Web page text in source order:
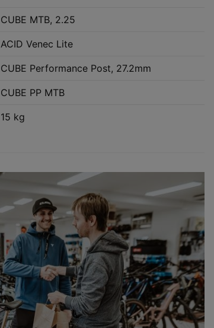
CUBE MTB, 2.25
ACID Venec Lite
CUBE Performance Post, 27.2mm
CUBE PP MTB
15 kg